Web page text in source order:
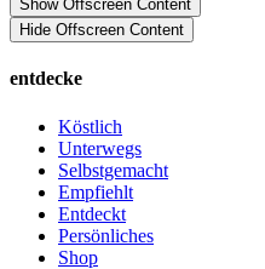
Show Offscreen Content
Hide Offscreen Content
entdecke
Köstlich
Unterwegs
Selbstgemacht
Empfiehlt
Entdeckt
Persönliches
Shop